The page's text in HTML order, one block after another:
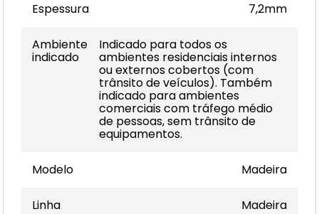
Espessura 7,2mm
Ambiente
indicado
Indicado para todos os
ambientes residenciais internos
ou externos cobertos (com
trânsito de veículos). Também
indicado para ambientes
comerciais com tráfego médio
de pessoas, sem trânsito de
equipamentos.
Modelo Madeira
Linha Madeira